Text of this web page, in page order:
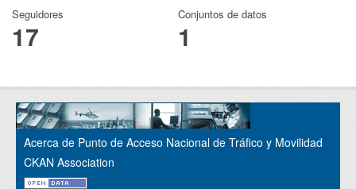
Seguidores
17
Conjuntos de datos
1
Acerca de Punto de Acceso Nacional de Tráfico y Movilidad
CKAN Association